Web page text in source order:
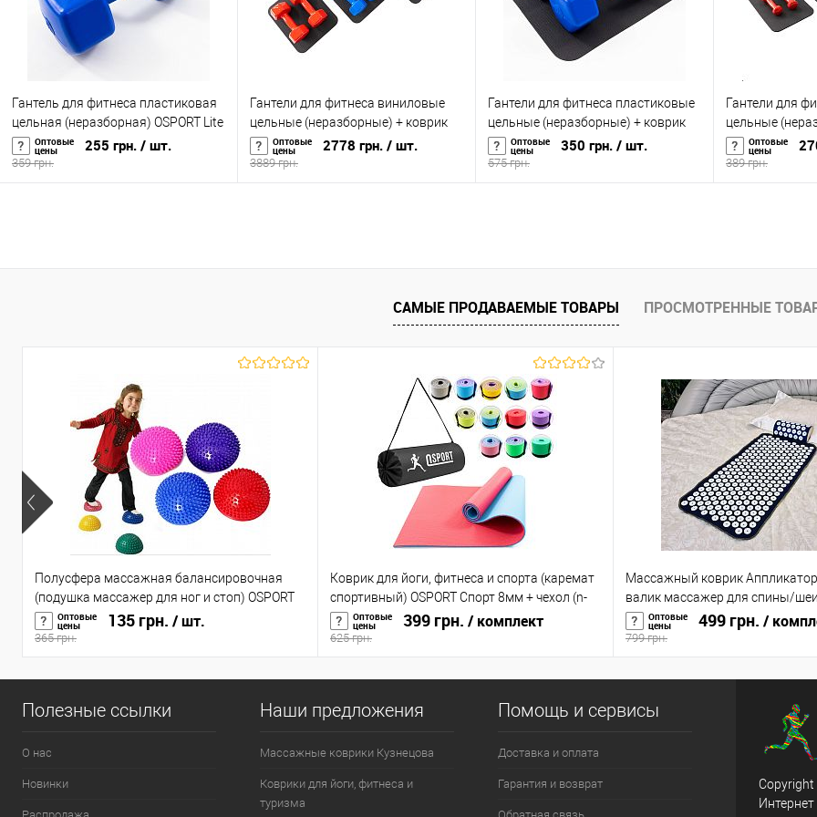
Гантель для фитнеса пластиковая
цельная (неразборная) OSPORT Lite
5 кг (OF-0263)
Оптовые
цены 255 грн. / шт.
359 грн.
Гантели для фитнеса виниловые
цельные (неразборные) + коврик
OSPORT Profi 2шт по 7 кг (OF-0207)
Оптовые
цены 2778 грн. / шт.
3889 грн.
Гантели для фитнеса пластиковые
цельные (неразборные) + коврик
OSPORT Lite 2шт по 2.5 кг (OF-0116)
Оптовые
цены 350 грн. / шт.
575 грн.
Гантели для
цельные
OSPORT Profi
Оптовые
цены
389 грн.
САМЫЕ ПРОДАВАЕМЫЕ ТОВАРЫ ПРОСМОТРЕННЫЕ
Полусфера массажная балансировочная
(подушка массажер для ног и стоп) OSPORT
(OF-0059)
Оптовые
цены 135 грн. / шт.
365 грн.
Коврик для йоги, фитнеса и спорта (каремат
спортивный) OSPORT Спорт 8мм + чехол (n-
0008)Оптовые
цены 399 грн. / комплект
625 грн.
Массажный коврик
валик массажер для спины/
головы/тела OSPORT (n-0004)
Оптовые
цены 499 грн. /
799 грн.
Полезные ссылки
О нас
Новинки
Наши предложения
Массажные коврики Кузнецова
Коврики для йоги, фитнеса и
туризма
Помощь и сервисы
Доставка и оплата
Гарантия и возврат
Copyright